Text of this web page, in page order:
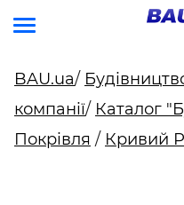
BAU.ua/
компанії/ Каталог
Покрівля / Кривий